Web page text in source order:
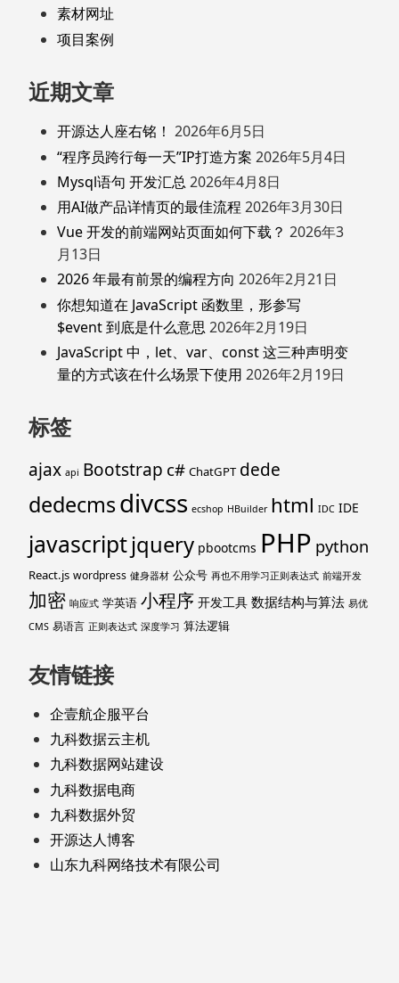
素材网址
项目案例
近期文章
开源达人座右铭！ 2026年6月5日
“程序员跨行每一天”IP打造方案 2026年5月4日
Mysql语句 开发汇总 2026年4月8日
用AI做产品详情页的最佳流程 2026年3月30日
Vue 开发的前端网站页面如何下载？ 2026年3
月13日
2026 年最有前景的编程方向 2026年2月21日
你想知道在 JavaScript 函数里，形参写
$event 到底是什么意思 2026年2月19日
JavaScript 中，let、var、const 这三种声明变
量的方式该在什么场景下使用 2026年2月19日
标签
ajax api Bootstrap c# ChatGPT dede
dedecmsdivcss ecshop HBuilder html IDC IDE
javascriptjquery pbootcms PHP python
React.js wordpress 健身器材 公众号 再也不用学习正则表达式 前端开发
加密 响应式 学英语 小程序 开发工具 数据结构与算法 易优
CMS 易语言 正则表达式 深度学习 算法逻辑
友情链接
企壹航企服平台
九科数据云主机
九科数据网站建设
九科数据电商
九科数据外贸
开源达人博客
山东九科网络技术有限公司